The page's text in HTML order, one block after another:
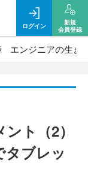
ログイン
新規
会員登録
エンジニアの生き
ト（2）
ブレッ